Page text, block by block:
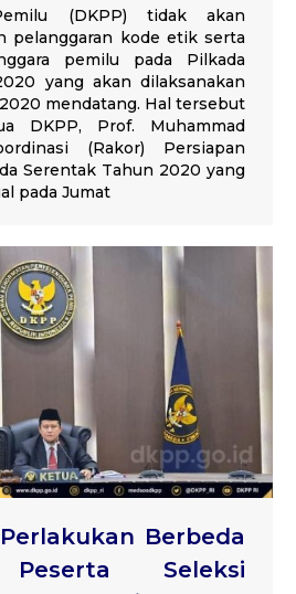
(DKPP) tidak akan
pelanggaran kode etik serta
pemilu pada Pilkada
yang akan dilaksanakan
mendatang. Hal tersebut
DKPP, Prof. Muhammad
(Rakor) Persiapan
Serentak Tahun 2020 yang
pada Jumat
Berbeda
Seleksi